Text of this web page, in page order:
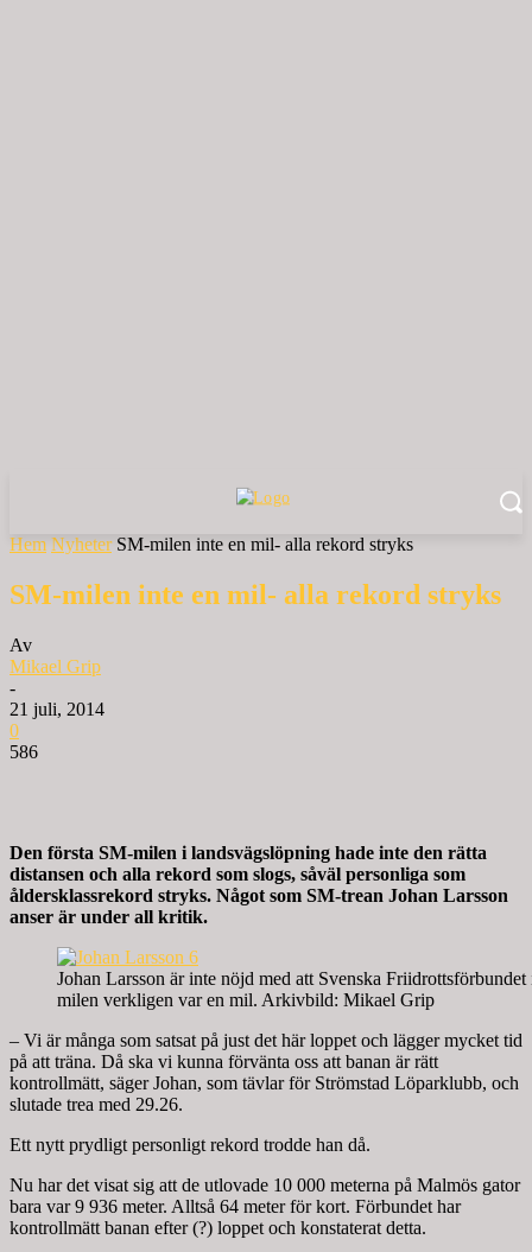
Hem Nyheter SM-milen inte en mil- alla rekord stryks
SM-milen inte en mil- alla rekord stryks
Av
Mikael Grip
-
21 juli, 2014
0
586
Den första SM-milen i landsvägslöpning hade inte den rätta
distansen och alla rekord som slogs, såväl personliga som
åldersklassrekord stryks. Något som SM-trean Johan Larsson
anser är under all kritik.
Johan Larsson är inte nöjd med att Svenska
milen verkligen var en mil. Arkivbild: Mikael Grip
– Vi är många som satsat på just det här loppet och lägger mycket tid
på att träna. Då ska vi kunna förvänta oss att banan är rätt
kontrollmätt, säger Johan, som tävlar för Strömstad Löparklubb, och
slutade trea med 29.26.
Ett nytt prydligt personligt rekord trodde han då.
Nu har det visat sig att de utlovade 10 000 meterna på Malmös gator
bara var 9 936 meter. Alltså 64 meter för kort. Förbundet har
kontrollmätt banan efter (?) loppet och konstaterat detta.